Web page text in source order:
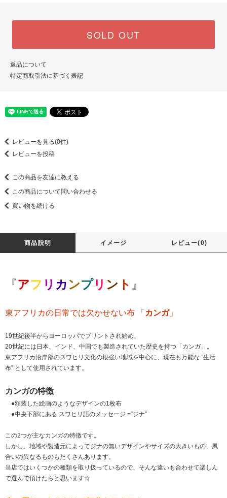
SOLD OUT
返品について
特定商取引法に基づく表記
レビューを見る(0件)
レビューを投稿
この商品を友達に教える
この商品について問い合わせる
買い物を続ける
商品説明 イメージ レビュー(0)
『アフ リ カンプリ ン ト 』
東アフリカの日常では欠かせない布 「 カンガ」
19世紀後半からヨーロッパでプリントされ始め、
20世紀には日本、インド、中国でも製造されていた歴史を持つ「カンガ」。
東アフリカ沿岸部のスワヒリ文化の根強い地域を中心に、現在も万能な ”生活
布” として使用されています。
カンガの特徴
●額装した絵画のようなデザインの1枚布
●中央下部にある スワヒリ語のメッセージ =”ジナ”
この2つが主なカンガの特徴です。
しかし、地域や製造元によってジナの無いデザインやサイズの大きいもの、風
合いの異なるものもたくさんあります。
当店ではいくつかの種類を取り扱っているので、そんな違いも合わせて楽しん
で選んで頂けたらと思います☆